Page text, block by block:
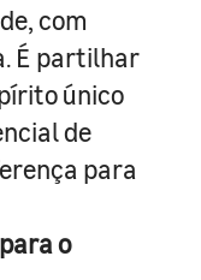
com
É partilhar
único
de
para
o